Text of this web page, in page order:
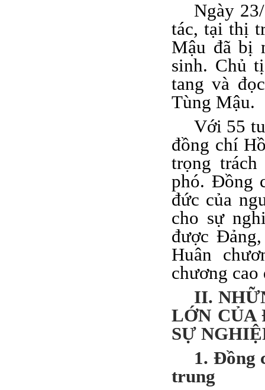
Ngày
tác, tại thị
Mậu đã bị
sinh. Chủ
tang và
Tùng Mậu.
Với 55
đồng chí
trọng
phó. Đồng
đức của
cho sự
được
Huân
chương cao
II.
LỚN CỦA
SỰ
1. Đồng
trung